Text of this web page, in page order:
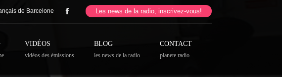
Les news de la radio, inscrivez-vous!
de Barcelone
VIDÉOS
vidéos des émissions
BLOG
les news de la radio
CONTACT
planete radio